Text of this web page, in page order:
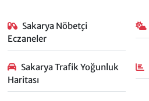
Sakarya Nöbetçi
Eczaneler
Sakarya Trafik Yoğunluk
Haritası